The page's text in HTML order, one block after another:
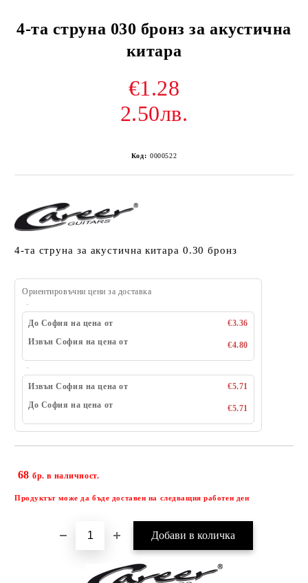
4-та струна 030 бронз за акустична
китара
€1.28
2.50лв.
Код: 0000522
4-та струна за акустична китара 0.30 бронз
Ориентировъчни цени за доставка
До София на цена от
€3.36
Извън София на цена от
€4.80
Извън София на цена от
€5.71
До София на цена от
€5.71
68 бр. в наличност.
Продуктът може да бъде доставен на следващия работен ден